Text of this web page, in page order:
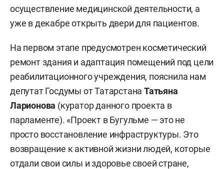
осуществление медицинской деятельности, а
уже в декабре открыть двери для пациентов.
На первом этапе предусмотрен косметический
ремонт здания и адаптация помещений под цели
реабилитационного учреждения, пояснила нам
депутат Госдумы от ТатарстанаТатьяна
Ларионова (куратор данного проекта в
парламенте). «Проект в Бугульме — это не
просто восстановление инфраструктуры. Это
возвращение к активной жизни людей, которые
отдали свои силы и здоровье своей стране,